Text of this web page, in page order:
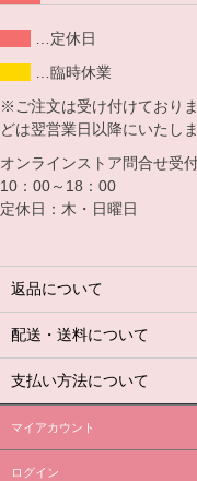
…定休日
…臨時休業
※ご注文は受け付けており
どは翌営業日以降にいたしま
オンラインストア問合せ受
10：00～18：00
定休日：木・日曜日
返品について
配送・送料について
支払い方法について
マイアカウント
ログイン